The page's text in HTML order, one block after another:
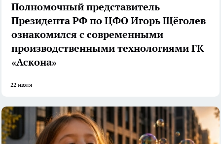
Полномочный представитель
Президента РФ по ЦФО Игорь Щёголев
ознакомился с современными
производственными технологиями ГК
«Аскона»
22 июля